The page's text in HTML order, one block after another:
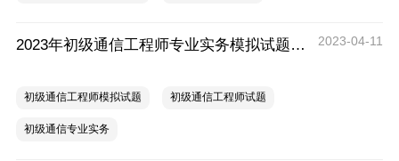
2023年初级通信工程师专业实务模拟试题汇总 2023-04-11
初级通信工程师模拟试题 初级通信工程师试题
初级通信专业实务